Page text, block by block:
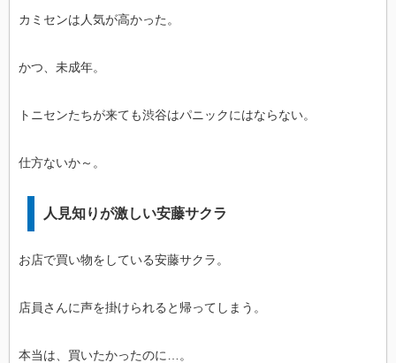
カミセンは人気が高かった。
かつ、未成年。
トニセンたちが来ても渋谷はパニックにはならない。
仕方ないか～。
人見知りが激しい安藤サクラ
お店で買い物をしている安藤サクラ。
店員さんに声を掛けられると帰ってしまう。
本当は、買いたかったのに…。